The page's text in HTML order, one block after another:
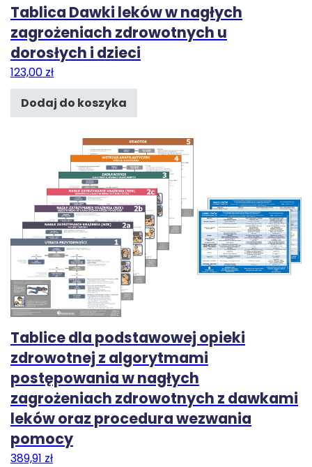
Tablica Dawki leków w nagłych
zagrożeniach zdrowotnych u
dorosłych i dzieci
123,00 zł
Dodaj do koszyka
Tablice dla podstawowej opieki
zdrowotnej z algorytmami
postępowania w nagłych
zagrożeniach zdrowotnych z dawkami
leków oraz procedura wezwania
pomocy
389,91 zł